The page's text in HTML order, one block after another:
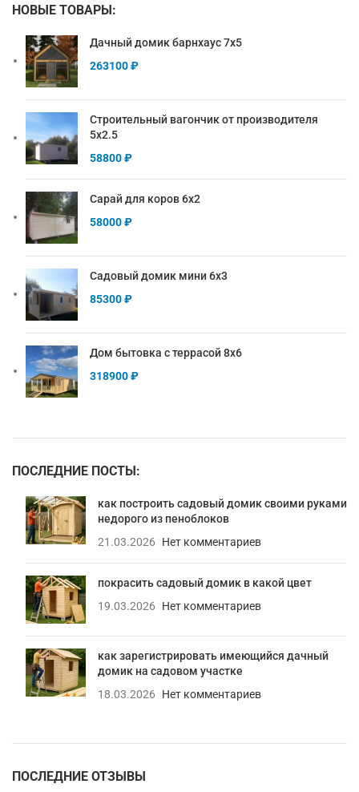
НОВЫЕ ТОВАРЫ:
Дачный домик барнхаус 7х5
263100₽
Строительный вагончик от производителя
5х2.5
58800₽
Сарай для коров 6х2
58000₽
Садовый домик мини 6х3
85300₽
Дом бытовка с террасой 8х6
318900₽
ПОСЛЕДНИЕ ПОСТЫ:
как построить садовый домик своими руками
недорого из пеноблоков
21.03.2026
Нет комментариев
покрасить садовый домик в какой цвет
19.03.2026
Нет комментариев
как зарегистрировать имеющийся дачный
домик на садовом участке
18.03.2026
Нет комментариев
ПОСЛЕДНИЕ ОТЗЫВЫ